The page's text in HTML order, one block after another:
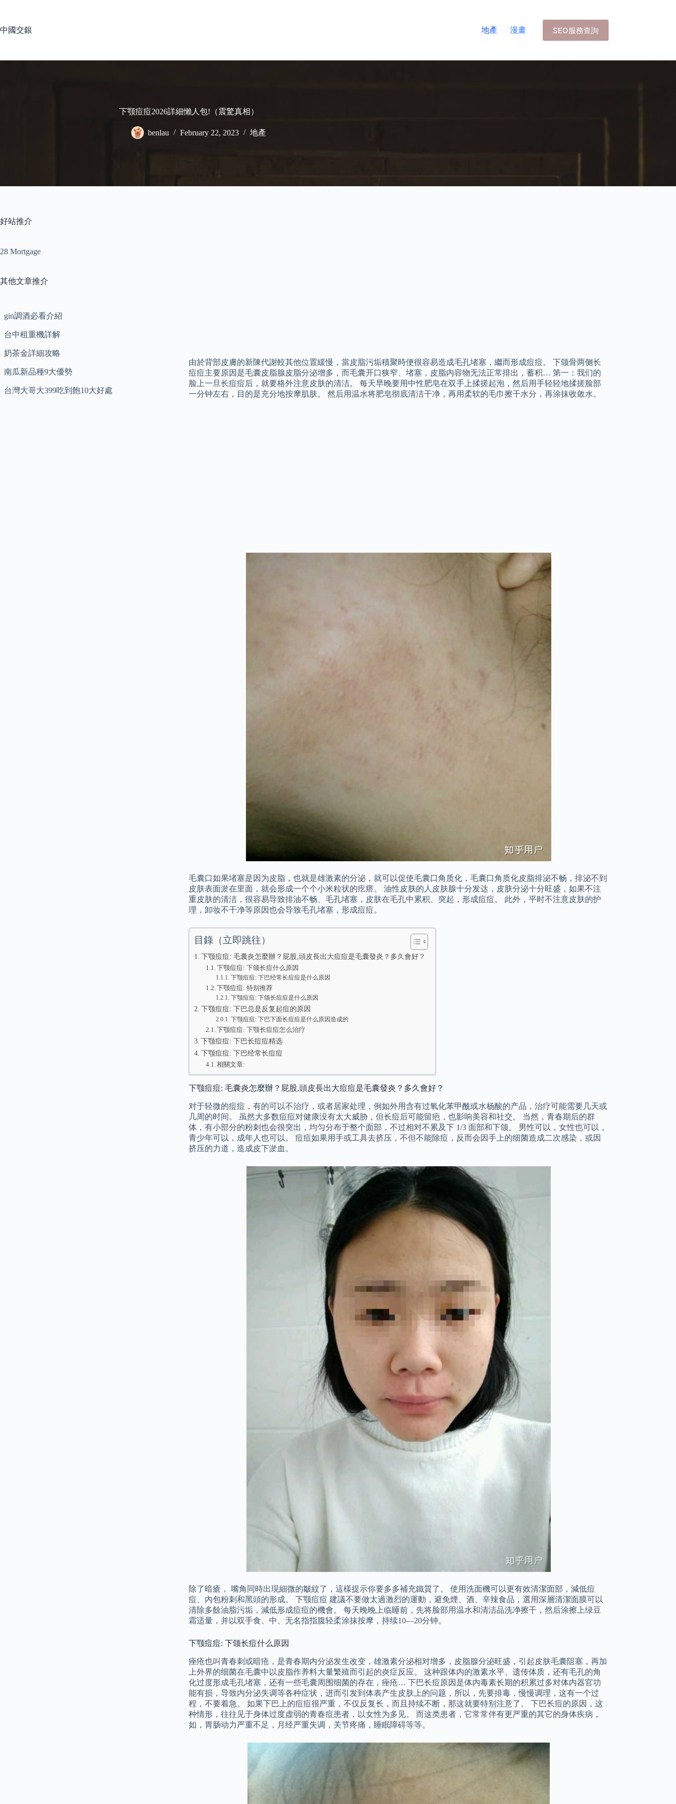
中國交銀
地產 漫畫 SEO服務查詢
下颚痘痘2026詳細懶人包!（震驚真相）
benlau February 22, 2023 地產
由於背部皮膚的新陳代謝較其他位置緩慢，當皮脂污垢積聚時便很容易造成毛孔堵塞，繼而形成痘痘。 下颌骨两侧长
痘痘主要原因是毛囊皮脂腺皮脂分泌增多，而毛囊开口狭窄、堵塞，皮脂内容物无法正常排出，蓄积… 第一：我们的
脸上一旦长痘痘后，就要格外注意皮肤的清洁。 每天早晚要用中性肥皂在双手上揉搓起泡，然后用手轻轻地揉搓脸部
一分钟左右，目的是充分地按摩肌肤。 然后用温水将肥皂彻底清洁干净，再用柔软的毛巾擦干水分，再涂抹收敛水。
毛囊口如果堵塞是因为皮脂，也就是雄激素的分泌，就可以促使毛囊口角质化，毛囊口角质化皮脂排泌不畅，排泌不到
皮肤表面淤在里面，就会形成一个个小米粒状的疙瘩。 油性皮肤的人皮肤腺十分发达，皮肤分泌十分旺盛，如果不注
重皮肤的清洁，很容易导致排油不畅、毛孔堵塞，皮肤在毛孔中累积、突起，形成痘痘。 此外，平时不注意皮肤的护
理，卸妆不干净等原因也会导致毛孔堵塞，形成痘痘。
目錄（立即跳往）
下颚痘痘: 毛囊炎怎麼辦？屁股,頭皮長出大痘痘是毛囊發炎？多久會好？
下颚痘痘: 下颌长痘什么原因
下颚痘痘: 下巴经常长痘痘是什么原因
下颚痘痘: 特别推荐
下颚痘痘: 下颌长痘痘是什么原因
下颚痘痘: 下巴总是反复起痘的原因
下颚痘痘: 下巴下面长痘痘是什么原因造成的
下颚痘痘: 下颚长痘痘怎么治疗
下颚痘痘: 下巴长痘痘精选
下颚痘痘: 下巴经常长痘痘
相關文章:
下颚痘痘: 毛囊炎怎麼辦？屁股,頭皮長出大痘痘是毛囊發炎？多久會好？
对于轻微的痘痘，有的可以不治疗，或者居家处理，例如外用含有过氧化苯甲酰或水杨酸的产品，治疗可能需要几天或
几周的时间。 虽然大多数痘痘对健康没有太大威胁，但长痘后可能留疤，也影响美容和社交。 当然，青春期后的群
体，有小部分的粉刺也会很突出，均匀分布于整个面部，不过相对不累及下 1/3 面部和下颌。 男性可以，女性也可以，
青少年可以，成年人也可以。 痘痘如果用手或工具去挤压，不但不能除痘，反而会因手上的细菌造成二次感染，或因
挤压的力道，造成皮下淤血。
除了暗瘡， 嘴角同時出現細微的皺紋了，這樣提示你要多多補充鐵質了。 使用洗面機可以更有效清潔面部，減低痘
痘、內包粉刺和黑頭的形成。 下颚痘痘 建議不要做太過激烈的運動，避免煙、酒、辛辣食品，選用深層清潔面膜可以
清除多餘油脂污垢，減低形成痘痘的機會。 每天晚晚上临睡前，先将脸部用温水和清洁品洗净擦干，然后涂擦上绿豆
霜适量，并以双手食、中、无名指指腹轻柔涂抹按摩，持续10—20分钟。
下颚痘痘: 下颌长痘什么原因
痤疮也叫青春刺或暗疮，是青春期内分泌发生改变，雄激素分泌相对增多，皮脂腺分泌旺盛，引起皮肤毛囊阻塞，再加
上外界的细菌在毛囊中以皮脂作养料大量繁殖而引起的炎症反应。 这种跟体内的激素水平、遗传体质，还有毛孔的角
化过度形成毛孔堵塞，还有一些毛囊周围细菌的存在，痤疮… 下巴长痘原因是体内毒素长期的积累过多对体内器官功
能有损，导致内分泌失调等各种症状，进而引发到体表产生皮肤上的问题，所以，先要排毒，慢慢调理，这有一个过
程，不要着急。 如果下巴上的痘痘很严重，不仅反复长，而且持续不断，那这就要特别注意了。 下巴长痘的原因，这
种情形，往往见于身体过度虚弱的青春痘患者，以女性为多见。 而这类患者，它常常伴有更严重的其它的身体疾病，
如，胃肠动力严重不足，月经严重失调，关节疼痛，睡眠障碍等等。
好站推介
28 Mortgage
其他文章推介
gin調酒必看介紹
台中租重機詳解
奶茶金詳細攻略
南瓜新品種9大優勢
台灣大哥大399吃到飽10大好處